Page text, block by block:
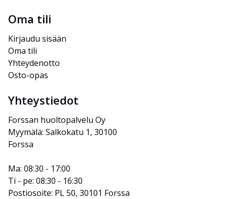
Oma tili
Kirjaudu sisään
Oma tili
Yhteydenotto
Osto-opas
Yhteystiedot
Forssan huoltopalvelu Oy
Myymälä: Salkokatu 1, 30100
Forssa
Ma: 08:30 - 17:00
Ti - pe: 08:30 - 16:30
Postiosoite: PL 50, 30101 Forssa